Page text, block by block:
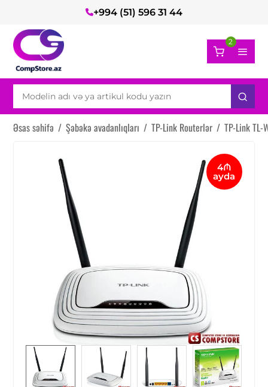
+994 (51) 596 31 44
2
Əsas səhifə / Şəbəkə avadanlıqları / TP-Link Routerlər / TP-Link TL-
4₼
ayda